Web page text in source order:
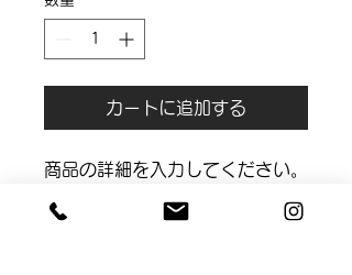
カートに追加する
商品の詳細を入力してください。
ポイントをわかりやすく説明しま